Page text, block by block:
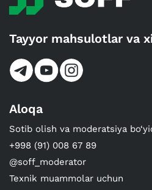
Tayyor mahsulotlar va
Aloqa
Sotib olish va moderatsiya
+998 (91) 008 67 89
@soff_moderator
Texnik muammolar uchun